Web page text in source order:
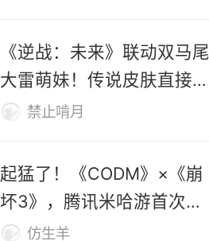
《逆战：未来》联动双马尾
大雷萌妹！传说皮肤直接免
费送！禁止啃月
起猛了！《CODM》×《崩
坏3》，腾讯米哈游首次联
动官宣！
仿生羊